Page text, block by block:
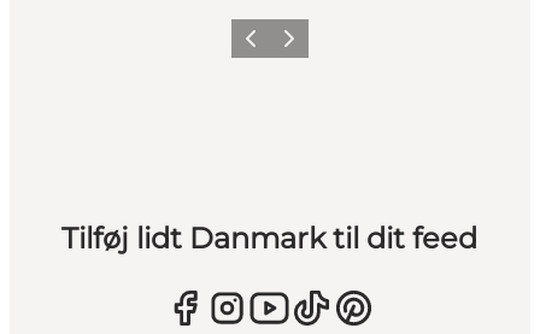
ForrigeNæste
Tilføj lidt Danmark til dit feed